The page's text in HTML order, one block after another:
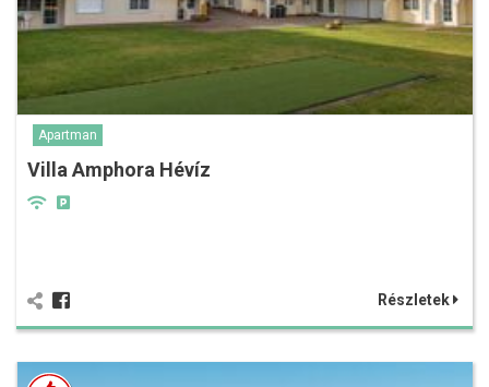
Apartman
Villa Amphora Hévíz
Részletek